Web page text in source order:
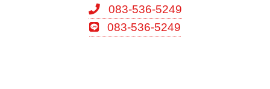
083-536-5249
083-536-5249